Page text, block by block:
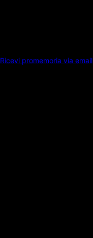
Ricevi promemoria via email